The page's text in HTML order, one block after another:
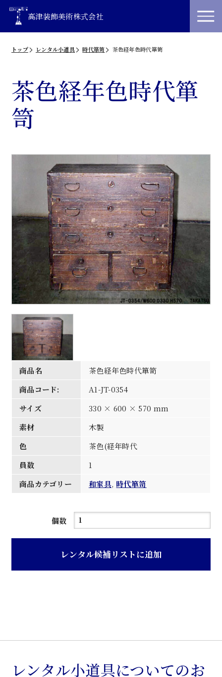
高津装飾美術株式会社
トップ レンタル小道具 時代箪笥 茶色経年色時代箪笥
茶色経年色時代箪
笥
商品名
茶色経年色時代箪笥
商品コード:
A1-JT-0354
サイズ
330 × 600 × 570 mm
素材
木製
色
茶色(経年時代
員数
1
商品カテゴリー
和家具, 時代箪笥
個数
茶
年
レンタル候補リストに追加
レンタル小道具についてのお